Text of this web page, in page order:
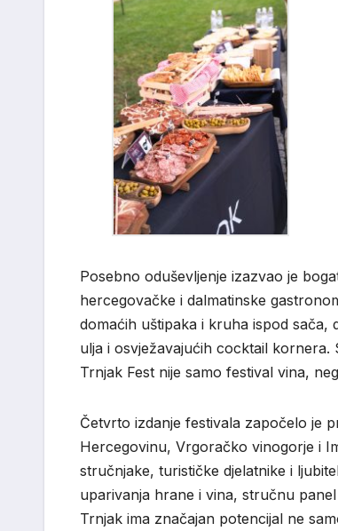
Posebno oduševljenje izazvao je
hercegovačke i dalmatinske
domaćih uštipaka i kruha ispod
ulja i osvježavajućih cocktail
Trnjak Fest nije samo festival vina,
Četvrto izdanje festivala započelo je
Hercegovinu, Vrgoračko vinogorje i
stručnjake, turističke djelatnike i
uparivanja hrane i vina, stručnu
Trnjak ima značajan potencijal ne